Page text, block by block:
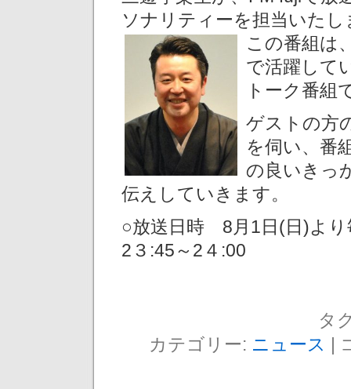
ソナリティーを担当いたし
この番組は
で活躍して
トーク番組
ゲストの方
を伺い、番
の良いきっ
伝えしていきます。
○放送日時 8月1日(日)より
2３:45～2４:00
タ
カテゴリー: ニュース |